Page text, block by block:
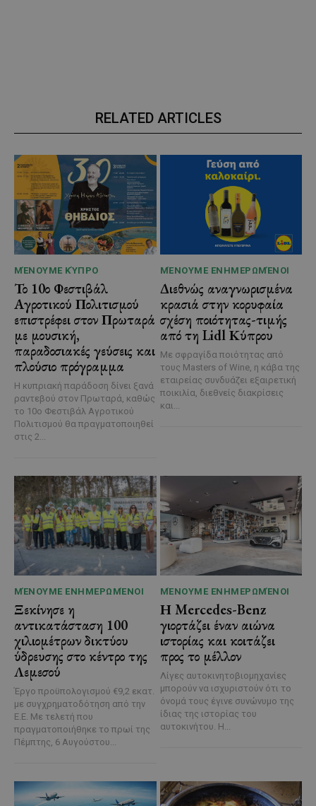
RELATED ARTICLES
ΜΈΝΟΥΜΕ ΚΎΠΡΟ
Το 10ο Φεστιβάλ
Αγροτικού Πολιτισμού
επιστρέφει στον Πρωταρά
με μουσική,
παραδοσιακές γεύσεις και
πλούσιο πρόγραμμα
Η κυπριακή παράδοση δίνει ξανά
ραντεβού στον Πρωταρά, καθώς
το 10ο Φεστιβάλ Αγροτικού
Πολιτισμού θα πραγματοποιηθεί
στις 2...
ΜΈΝΟΥΜΕ ΕΝΗΜΕΡΩΜΈΝΟΙ
Διεθνώς αναγνωρισμένα
κρασιά στην κορυφαία
σχέση ποιότητας-τιμής
από τη Lidl Κύπρου
Με σφραγίδα ποιότητας από
τους Masters of Wine, η κάβα της
εταιρείας συνδυάζει εξαιρετική
ποικιλία, διεθνείς διακρίσεις
και...
ΜΈΝΟΥΜΕ ΕΝΗΜΕΡΩΜΈΝΟΙ
Ξεκίνησε η
αντικατάσταση 100
χιλιομέτρων δικτύου
ύδρευσης στο κέντρο της
Λεμεσού
Έργο προϋπολογισμού €9,2 εκατ.
με συγχρηματοδότηση από την
Ε.Ε. Με τελετή που
πραγματοποιήθηκε το πρωί της
Πέμπτης, 6 Αυγούστου...
ΜΈΝΟΥΜΕ ΕΝΗΜΕΡΩΜΈΝΟΙ
Η Mercedes-Benz
γιορτάζει έναν αιώνα
ιστορίας και κοιτάζει
προς το μέλλον
Λίγες αυτοκινητοβιομηχανίες
μπορούν να ισχυριστούν ότι το
όνομά τους έγινε συνώνυμο της
ίδιας της ιστορίας του
αυτοκινήτου. Η...